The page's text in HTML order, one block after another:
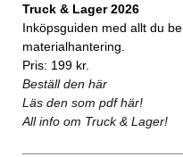
Truck & Lager 2026
Inköpsguiden med allt du
materialhantering.
Pris: 199 kr.
Beställ den här
Läs den som pdf här!
All info om Truck & Lager!